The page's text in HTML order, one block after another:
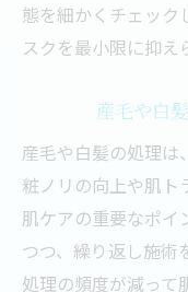
態を細かくチェック
スクを最小限に抑え
産毛や白
産毛や白髪の処理は
粧ノリの向上や肌ト
肌ケアの重要なポイ
つつ、繰り返し施術
処理の頻度が減って